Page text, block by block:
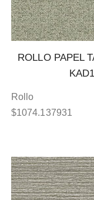
ROLLO PAPEL
Rollo
$1074.137931